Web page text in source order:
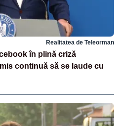
Realitatea de Teleorman
în plină criză
continuă să se laude cu